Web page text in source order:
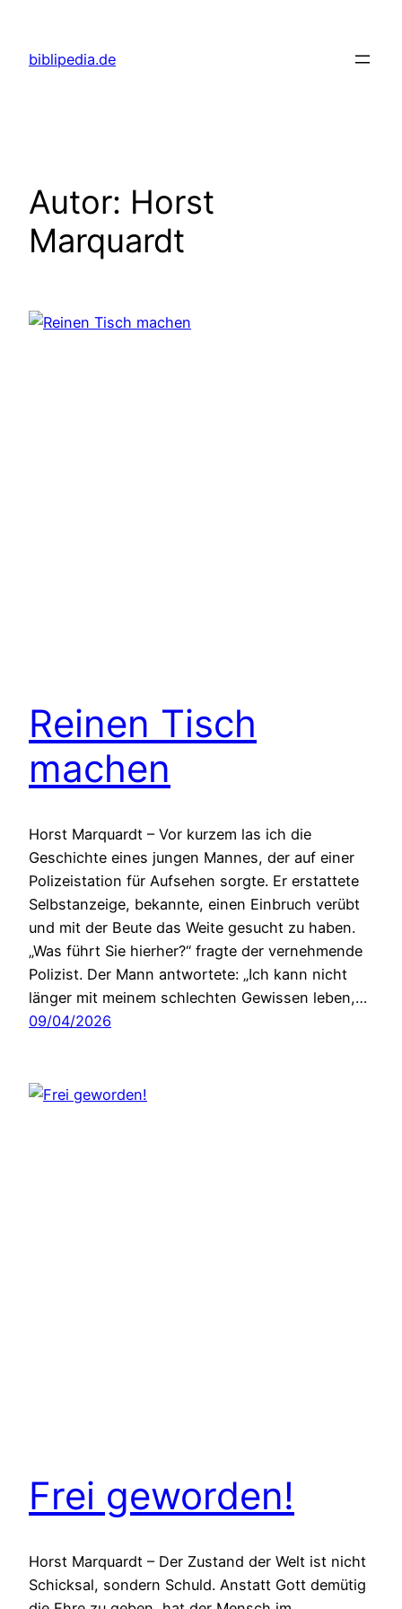
springen
biblipedia.de
Autor: Horst
Marquardt
Reinen Tisch
machen
Horst Marquardt – Vor kurzem las ich die
Geschichte eines jungen Mannes, der auf einer
Polizeistation für Aufsehen sorgte. Er erstattete
Selbstanzeige, bekannte, einen Einbruch verübt
und mit der Beute das Weite gesucht zu haben.
„Was führt Sie hierher?“ fragte der vernehmende
Polizist. Der Mann antwortete: „Ich kann nicht
länger mit meinem schlechten Gewissen leben,…
09/04/2026
Frei geworden!
Horst Marquardt – Der Zustand der Welt ist nicht
Schicksal, sondern Schuld. Anstatt Gott demütig